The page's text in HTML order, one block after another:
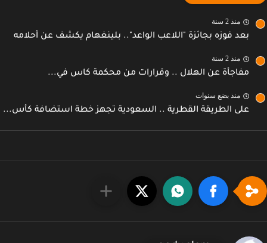
منذ 2 سنة
بعد فوزه بجائزة "اللاعب الواعد".. بلينغهام يكشف عن أحلامه
منذ 2 سنة
مفاجأة عن الهلال .. وقرارات من محكمة كاس في...
منذ بضع سنوات
على الطريقة القطرية .. السعودية تجهز خطة استضافة كأس...